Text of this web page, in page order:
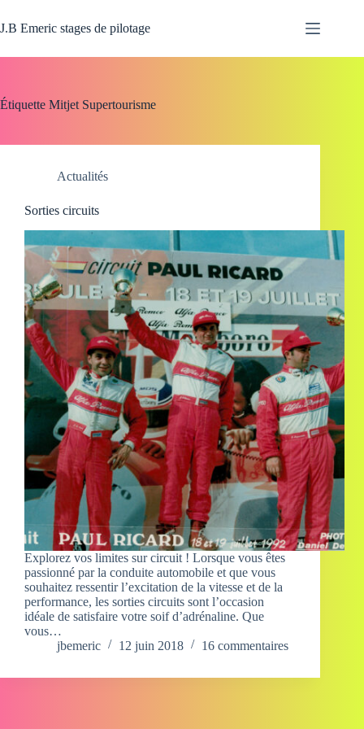
au
contenu
J.B Emeric stages de pilotage
Étiquette Mitjet Supertourisme
Actualités
Sorties circuits
Explorez vos limites sur circuit ! Lorsque vous êtes
passionné par la conduite automobile et que vous
souhaitez ressentir l’excitation de la vitesse et de la
performance, les sorties circuits sont l’occasion
idéale de satisfaire votre soif d’adrénaline. Que
vous…
jbemeric
12 juin 2018 16 commentaires